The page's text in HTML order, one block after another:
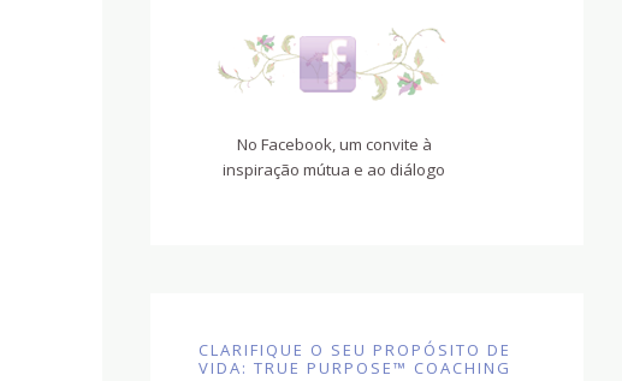
No Facebook, um convite à
inspiração mútua e ao diálogo
CLARIFIQUE O SEU PROPÓSITO DE
VIDA: TRUE PURPOSE™ COACHING